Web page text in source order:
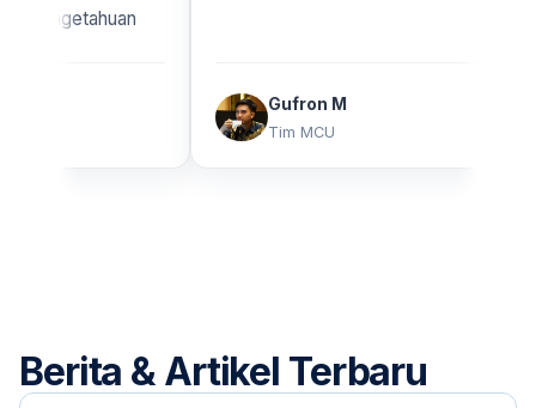
Gufron M
Tim MCU
Berita & Artikel Terbaru